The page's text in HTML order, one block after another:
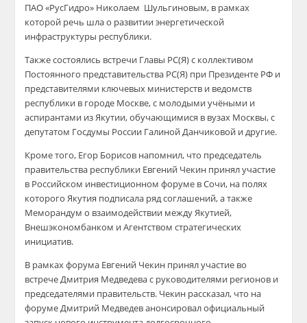
ПАО «РусГидро» Николаем Шульгиновым, в рамках
которой речь шла о развитии энергетической
инфраструктуры республики.
Также состоялись встречи Главы РС(Я) с коллективом
Постоянного представительства РС(Я) при Президенте РФ и
представителями ключевых министерств и ведомств
республики в городе Москве, с молодыми учёными и
аспирантами из Якутии, обучающимися в вузах Москвы, с
депутатом Госдумы России Галиной Данчиковой и другие.
Кроме того, Егор Борисов напомнил, что председатель
правительства республики Евгений Чекин принял участие
в Российском инвестиционном форуме в Сочи, на полях
которого Якутия подписала ряд соглашений, а также
Меморандум о взаимодействии между Якутией,
Внешэкономбанком и Агентством стратегических
инициатив.
В рамках форума Евгений Чекин принял участие во
встрече Дмитрия Медведева с руководителями регионов и
председателями правительств. Чекин рассказал, что на
форуме Дмитрий Медведев анонсировал официальный